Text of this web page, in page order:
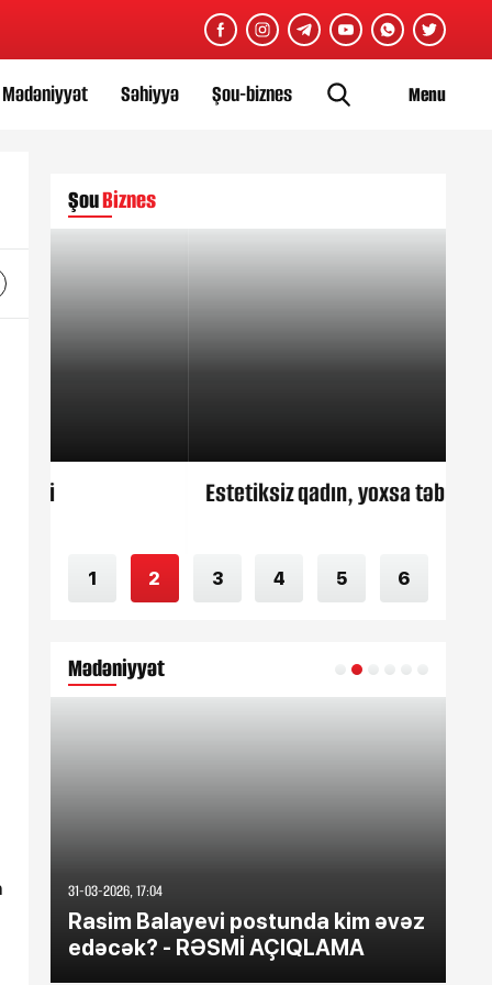
Mədəniyyət Səhiyyə Şou-biznes Menu
ŞouBiznes
Estetiksiz qadın, yoxsa təbii dondurma?
1 2 3 4 5 6
Mədəniyyət
31-03-2026, 17:04
Rasim Balayevi postunda kim əvəz
edəcək? - RƏSMİ AÇIQLAMA